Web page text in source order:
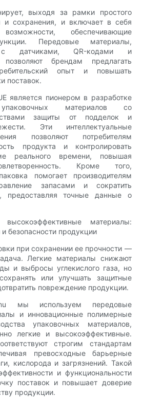
выходя за рамки простого
и сохранения, и включает в себя
возможности, обеспечивающие
Передовые материалы,
с датчиками, QR-кодами и
брендам предлагать
опыт и повышать
поставок.
является пионером в разработке
материалов со
защиты от подделок и
Эти интеллектуальные
позволяют потребителям
продукта и контролировать
реального времени, повышая
Кроме того,
помогает производителям
запасами и сократить
предоставляя точные данные о
материалы:
безопасности продукции
при сохранении ее прочности —
Легкие материалы снижают
и выбросы углекислого газа, но
или улучшать защитные
повреждение продукции.
мы используем передовые
и инновационные полимерные
упаковочных материалов,
легкие и высокоэффективные.
строгим стандартам
превосходные барьерные
кислорода и загрязнений. Такой
и функциональности
поставок и повышает доверие
продукции.